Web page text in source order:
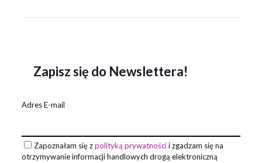
Zapisz się do Newslettera!
Adres E-mail
Zapoznałam się zpolityką prywatnościi zgadzam się na
otrzymywanie informacji handlowych drogą elektroniczną